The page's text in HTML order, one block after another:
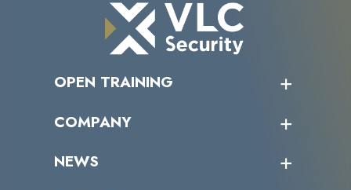
OPEN TRAINING
受講者の声
COMPANY
トップメッセージ
NEWS